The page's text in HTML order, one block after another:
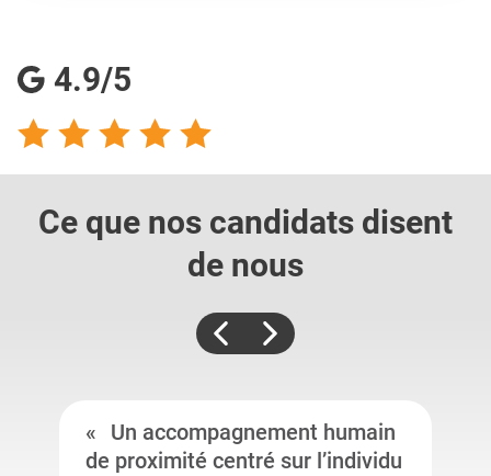
4.9/5
Ce que nos candidats disent
de nous
Un accompagnement humain
de proximité centré sur l’individu